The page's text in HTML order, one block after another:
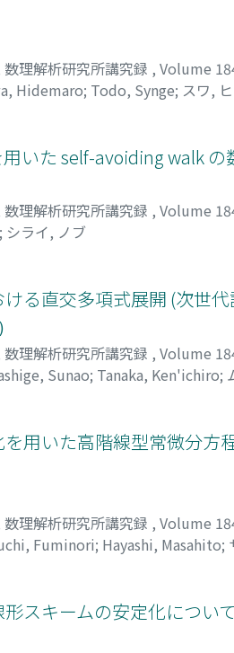
数理解析研究所講究録 , Volume
Hidemaro; Todo, Synge; スワ,
いた self-avoiding walk
数理解析研究所講究録 , Volume
; シライ, ノブ
る直交多項式展開 (次世
数理解析研究所講究録 , Volume
Sunao; Tanaka, Ken'ichiro;
用いた高階線型常微分方
数理解析研究所講究録 , Volume
Fuminori; Hayashi, Masahito;
スキームの安定化につい